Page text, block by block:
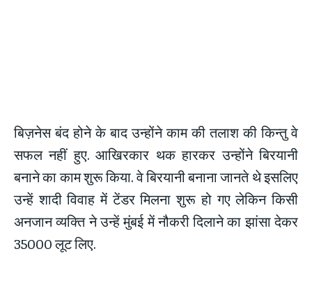
बिज़नेस बंद होने के बाद उन्होंने काम की तलाश की किन्तु वे
सफल नहीं हुए. आखिरकार थक हारकर उन्होंने बिरयानी
बनाने का काम शुरू किया. वे बिरयानी बनाना जानते थे इसलिए
उन्हें शादी विवाह में टेंडर मिलना शुरू हो गए लेकिन किसी
अनजान व्यक्ति ने उन्हें मुंबई में नौकरी दिलाने का झांसा देकर
35000 लूट लिए.